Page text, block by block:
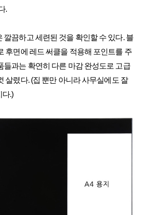
.
깔끔하고 세련된 것을 확인할 수 있다. 블
후면에 레드 써클을 적용해 포인트를 주
들과는 확연히 다른 마감 완성도로 고급
살렸다. (집 뿐만 아니라 사무실에도 잘
다.)